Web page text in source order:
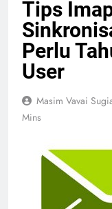
Tips
Perlu
User
Masim Vavai